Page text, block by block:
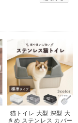
猫トイレ 大型 深型 大
きめ ステンレス カバー